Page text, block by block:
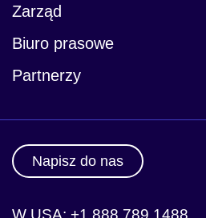
Zarząd
Biuro prasowe
Partnerzy
Napisz do nas
W USA: +1 888 789 1488